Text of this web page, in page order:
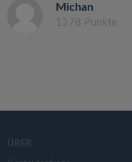
Michan
1178 Punkte
ÜBER